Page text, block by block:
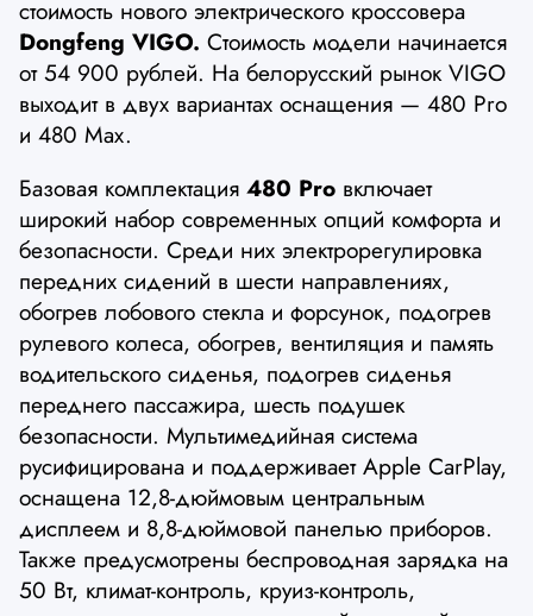
стоимость нового электрического кроссовера
Dongfeng VIGO. Стоимость модели начинается
от 54 900 рублей. На белорусский рынок VIGO
выходит в двух вариантах оснащения — 480 Pro
и 480 Max.
Базовая комплектация 480 Pro включает
широкий набор современных опций комфорта и
безопасности. Среди них электрорегулировка
передних сидений в шести направлениях,
обогрев лобового стекла и форсунок, подогрев
рулевого колеса, обогрев, вентиляция и память
водительского сиденья, подогрев сиденья
переднего пассажира, шесть подушек
безопасности. Мультимедийная система
русифицирована и поддерживает Apple CarPlay,
оснащена 12,8-дюймовым центральным
дисплеем и 8,8-дюймовой панелью приборов.
Также предусмотрены беспроводная зарядка на
50 Вт, климат-контроль, круиз-контроль,